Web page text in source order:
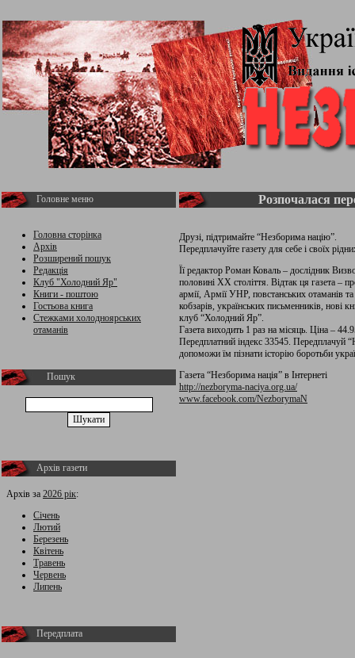
Головне меню
Головна сторінка
Архів
Розширений пошук
Редакція
Клуб "Холодний Яр"
Книги - поштою
Гостьова книга
Стежками холодноярських
отаманів
Пошук
Архів газети
Архів за 2026 рік:
Січень
Лютий
Березень
Квітень
Травень
Червень
Липень
Передплата
Розпочалася
Друзі, підтримайте “Незборима націю”.
Передплачуйте газету для себе і своїх
Її редактор Роман Коваль – дослідник
половині ХХ століття. Відтак ця газета –
армії, Армії УНР, повстанських отаманів
кобзарів, українських письменників, нові
клуб “Холодний Яр”.
Газета виходить 1 раз на місяць. Ціна –
Передплатний індекс 33545. Передплачуй
допоможи їм пізнати історію боротьби
Газета “Незборима нація” в Інтернеті
http://nezboryma-naciya.org.ua/
www.facebook.com/NezborymaN